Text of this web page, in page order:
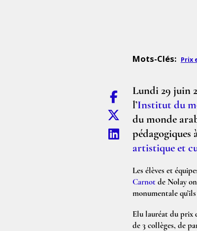
Mots-Clés: Prix
Lundi 29 juin
l’Institut du
du monde
artistique et
Les élèves et
Carnot de Nolay
monumentale
Elu lauréat du prix
de 3 collèges, de